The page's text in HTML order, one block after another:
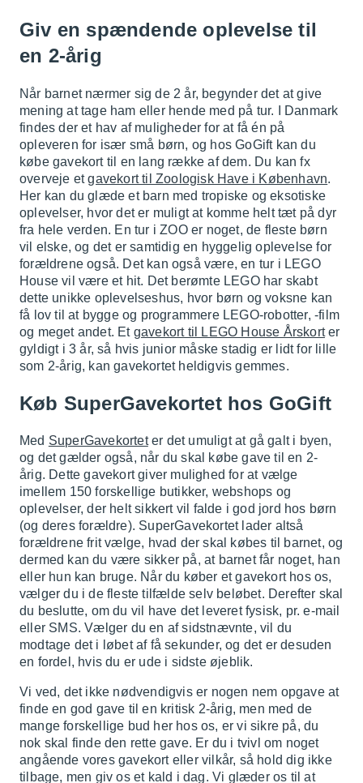
Giv en spændende oplevelse til
en 2-årig
Når barnet nærmer sig de 2 år, begynder det at give
mening at tage ham eller hende med på tur. I Danmark
findes der et hav af muligheder for at få én på
opleveren for især små børn, og hos GoGift kan du
købe gavekort til en lang række af dem. Du kan fx
overveje etgavekort til Zoologisk Have i København.
Her kan du glæde et barn med tropiske og eksotiske
oplevelser, hvor det er muligt at komme helt tæt på dyr
fra hele verden. En tur i ZOO er noget, de fleste børn
vil elske, og det er samtidig en hyggelig oplevelse for
forældrene også. Det kan også være, en tur i LEGO
House vil være et hit. Det berømte LEGO har skabt
dette unikke oplevelseshus, hvor børn og voksne kan
få lov til at bygge og programmere LEGO-robotter, -film
og meget andet. Et gavekort til LEGO House Årskorter
gyldigt i 3 år, så hvis junior måske stadig er lidt for lille
som 2-årig, kan gavekortet heldigvis gemmes.
Køb SuperGavekortet hos GoGift
Med SuperGavekorteter det umuligt at gå galt i byen,
og det gælder også, når du skal købe gave til en 2-
årig. Dette gavekort giver mulighed for at vælge
imellem 150 forskellige butikker, webshops og
oplevelser, der helt sikkert vil falde i god jord hos børn
(og deres forældre). SuperGavekortet lader altså
forældrene frit vælge, hvad der skal købes til barnet, og
dermed kan du være sikker på, at barnet får noget, han
eller hun kan bruge. Når du køber et gavekort hos os,
vælger du i de fleste tilfælde selv beløbet. Derefter skal
du beslutte, om du vil have det leveret fysisk, pr. e-mail
eller SMS. Vælger du en af sidstnævnte, vil du
modtage det i løbet af få sekunder, og det er desuden
en fordel, hvis du er ude i sidste øjeblik.
Vi ved, det ikke nødvendigvis er nogen nem opgave at
finde en god gave til en kritisk 2-årig, men med de
mange forskellige bud her hos os, er vi sikre på, du
nok skal finde den rette gave. Er du i tvivl om noget
angående vores gavekort eller vilkår, så hold dig ikke
tilbage, men giv os et kald i dag. Vi glæder os til at